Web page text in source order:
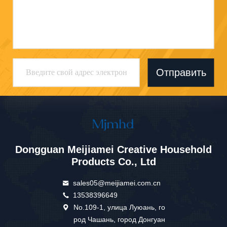
Отправить
Dongguan Meijiamei Creative Household
Products Co., Ltd
sales05@meijiamei.com.cn
13538396649
No.109-1, улица Луюань, го
род Чашань, город Донгуан